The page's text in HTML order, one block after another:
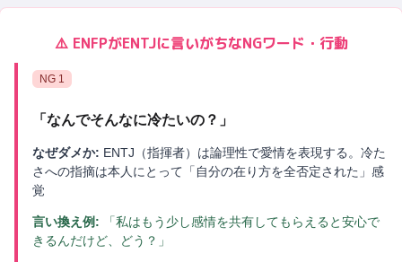
⚠️ ENFPがENTJに言いがちなNGワード・行動
NG 1
「 なんでそんなに冷たいの？ 」
なぜダメか: ENTJ（指揮者）は論理性で愛情を表現する。冷た
さへの指摘は本人にとって「自分の在り方を全否定された」感
覚
言い換え例:
「私はもう少し感情を共有してもらえると安心で
きるんだけど、どう？」